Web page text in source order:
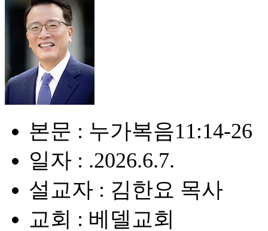
본문 : 누가복음11:14-26
일자 : .2026.6.7.
설교자 : 김한요 목사
교회 : 베델교회